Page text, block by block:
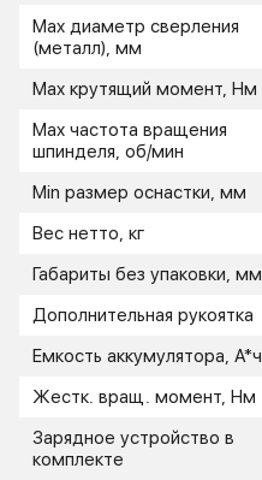
Max диаметр сверления
(металл), мм
Max крутящий момент, Нм
Max частота вращения
шпинделя, об/мин
Min размер оснастки, мм
Вес нетто, кг
Габариты без упаковки, мм
Дополнительная рукоятка
Емкость аккумулятора, А*ч
Жестк. вращ. момент, Нм
Зарядное устройство в
комплекте